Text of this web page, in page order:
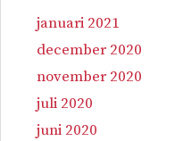
januari 2021
december 2020
november 2020
juli 2020
juni 2020